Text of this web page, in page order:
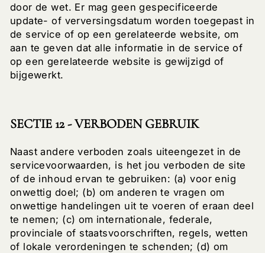
door de wet. Er mag geen gespecificeerde
update- of verversingsdatum worden toegepast in
de service of op een gerelateerde website, om
aan te geven dat alle informatie in de service of
op een gerelateerde website is gewijzigd of
bijgewerkt.
SECTIE 12 - VERBODEN GEBRUIK
Naast andere verboden zoals uiteengezet in de
servicevoorwaarden, is het jou verboden de site
of de inhoud ervan te gebruiken: (a) voor enig
onwettig doel; (b) om anderen te vragen om
onwettige handelingen uit te voeren of eraan deel
te nemen; (c) om internationale, federale,
provinciale of staatsvoorschriften, regels, wetten
of lokale verordeningen te schenden; (d) om